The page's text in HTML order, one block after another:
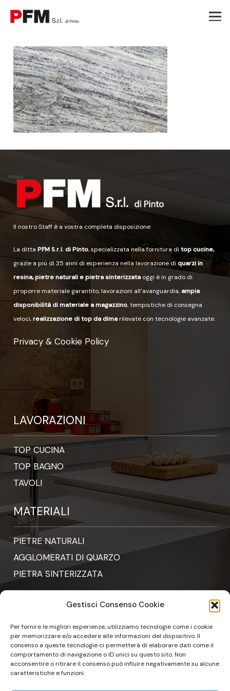
Gestisci Consenso Cookie
Per fornire le migliori esperienze, utilizziamo tecnologie come i cookie
per memorizzare e/o accedere alle informazioni del dispositivo. Il
consenso a queste tecnologie ci permetterà di elaborare dati come il
comportamento di navigazione o ID unici su questo sito. Non
acconsentire o ritirare il consenso può influire negativamente su alcune
caratteristiche e funzioni.
Il nostro Staff è a vostra completa disposizione
La ditta PFM S.r.l. di Pinto, specializzata nella fornitura di top cucine,
grazie a più di 35 anni di esperienza nella lavorazione di quarzi in
resina, pietre naturali e pietra sinterizzataoggi è in grado di
proporre materiale garantito, lavorazioni all’avanguardia, ampia
disponibilità di materiale a magazzino, tempistiche di consegna
veloci,realizzazione di top da dimarilevate con tecnologie avanzate.
Privacy & Cookie Policy
LAVORAZIONI
TOP CUCINA
TOP BAGNO
TAVOLI
MATERIALI
PIETRE NATURALI
AGGLOMERATI DI QUARZO
PIETRA SINTERIZZATA
CONTATTI
ordini@pfm-srl.it